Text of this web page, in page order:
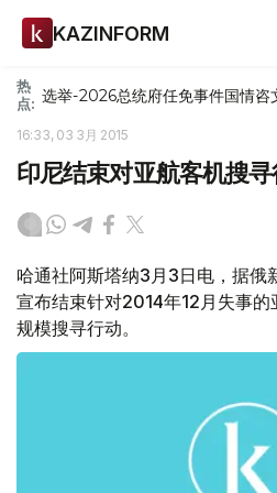
KAZINFORM
热
点: 选举-2026总统府任免事件国情咨
16:33, 03 3月 2015
印尼结束对亚航客机搜
哈通社阿斯塔纳3月3日电，据俄
宣布结束针对2014年12月失事
规模搜寻行动。